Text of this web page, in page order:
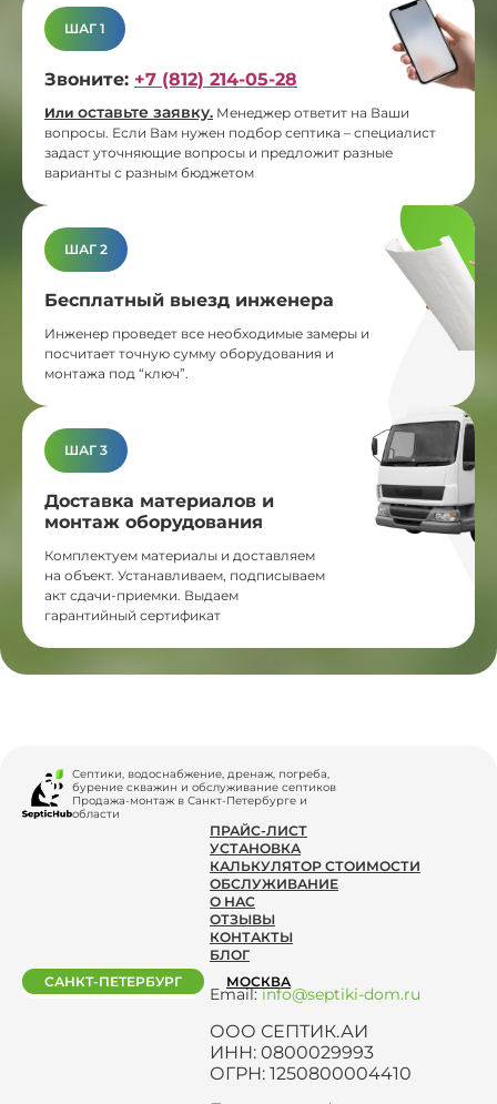
ШАГ 1
Звоните: +7 (812) 214-05-28
Или оставьте заявку. Менеджер ответит на Ваши
вопросы. Если Вам нужен подбор септика – специалист
задаст уточняющие вопросы и предложит разные
варианты с разным бюджетом
ШАГ 2
Бесплатный выезд инженера
Инженер проведет все необходимые замеры и
посчитает точную сумму оборудования и
монтажа под “ключ”.
ШАГ 3
Доставка материалов и
монтаж оборудования
Комплектуем материалы и доставляем
на объект. Устанавливаем, подписываем
акт сдачи-приемки. Выдаем
гарантийный сертификат
Септики, водоснабжение, дренаж, погреба,
бурение скважин и обслуживание септиков
Продажа-монтаж в Санкт-Петербурге и
области
ПРАЙС-ЛИСТ
УСТАНОВКА
КАЛЬКУЛЯТОР СТОИМОСТИ
ОБСЛУЖИВАНИЕ
О НАС
ОТЗЫВЫ
КОНТАКТЫ
БЛОГ
Email:info@septiki-dom.ru
ООО СЕПТИК.АИ
ИНН: 0800029993
ОГРН: 1250800004410
САНКТ-ПЕТЕРБУРГ МОСКВА